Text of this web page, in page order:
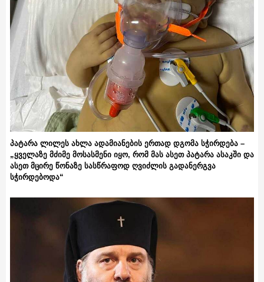
პატარა ლილეს ახლა ადამიანების ერთად დგომა სჭირდება –
„ყველაზე მძიმე მოსასმენი იყო, რომ მას ასეთ პატარა ასაკში და
ასეთ მცირე წონაზე სასწრაფოდ ღვიძლის გადანერგვა
სჭირდებოდა“